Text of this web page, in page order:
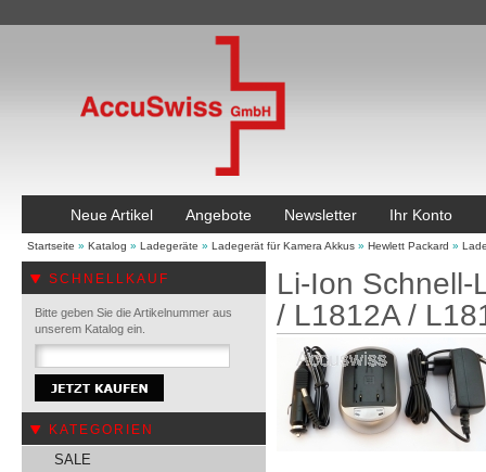
Neue Artikel Angebote Newsletter Ihr Konto
Startseite » Katalog » Ladegeräte » Ladegerät für Kamera Akkus » Hewlett Packard »
SCHNELLKAUF
Bitte geben Sie die Artikelnummer aus
unserem Katalog ein.
KATEGORIEN
SALE
Li-Ion Schnell-
/ L1812A /